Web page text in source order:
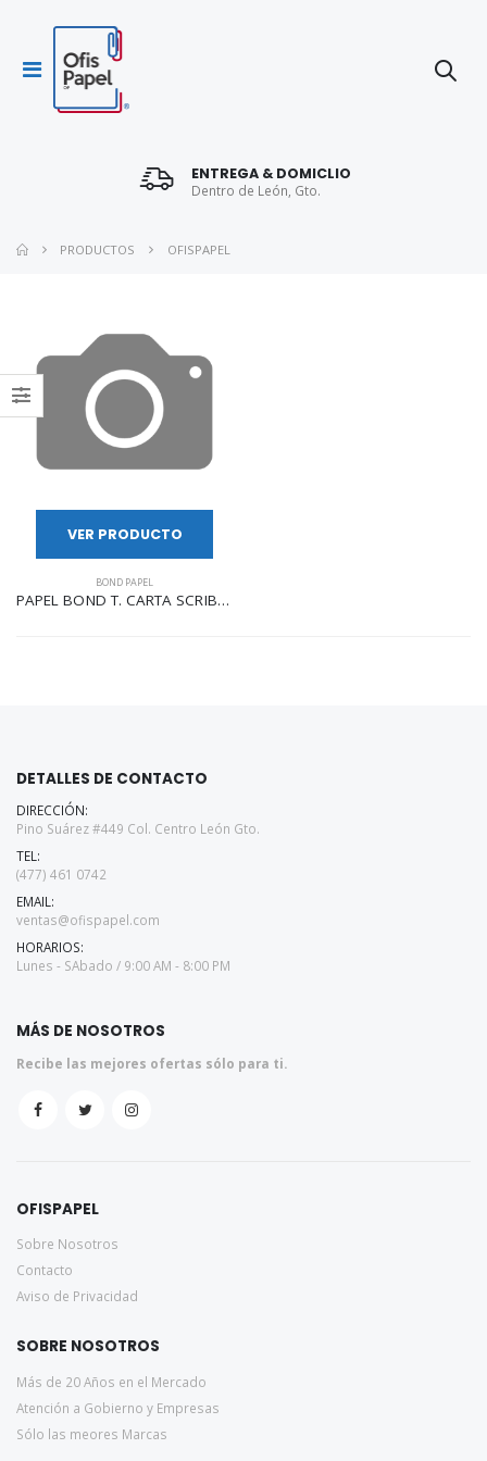
ENTREGA & DOMICLIO
Dentro de León, Gto.
PRODUCTOS OFISPAPEL
VER PRODUCTO
BOND PAPEL
PAPEL BOND T. CARTA SCRIBE ECOLOGICO 93% C/500 HOJAS
DETALLES DE CONTACTO
DIRECCIÓN:
Pino Suárez #449 Col. Centro León Gto.
TEL:
(477) 461 0742
EMAIL:
ventas@ofispapel.com
HORARIOS:
Lunes - SAbado / 9:00 AM - 8:00 PM
MÁS DE NOSOTROS
Recibe las mejores ofertas sólo para ti.
OFISPAPEL
Sobre Nosotros
Contacto
Aviso de Privacidad
SOBRE NOSOTROS
Más de 20 Años en el Mercado
Atención a Gobierno y Empresas
Sólo las meores Marcas